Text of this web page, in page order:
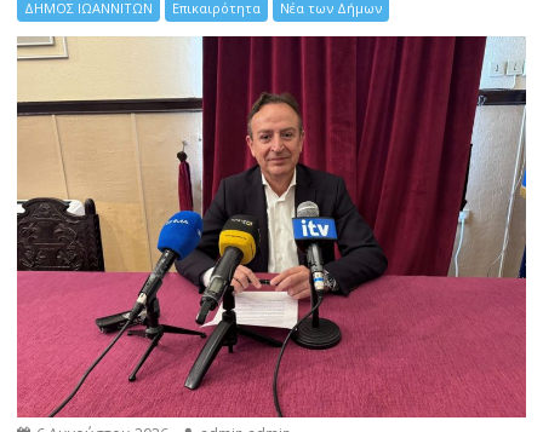
ΔΗΜΟΣ ΙΩΑΝΝΙΤΩΝ Επικαιρότητα Νέα των Δήμων